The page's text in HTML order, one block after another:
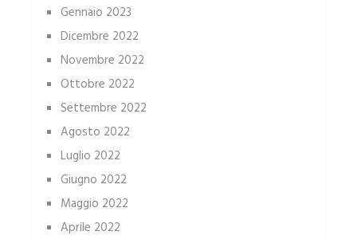
Gennaio 2023
Dicembre 2022
Novembre 2022
Ottobre 2022
Settembre 2022
Agosto 2022
Luglio 2022
Giugno 2022
Maggio 2022
Aprile 2022